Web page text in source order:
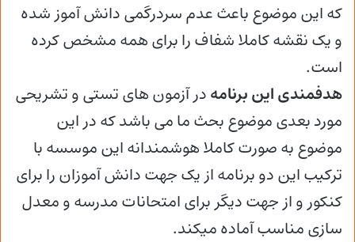
که این موضوع باعث عدم سردرگمی دانش آموز شده
و یک نقشه کاملا شفاف را برای همه مشخص کرده
است.
هدفمندی این برنامهدر آزمون های تستی و تشریحی
مورد بعدی موضوع بحث ما می باشد که در این
موضوع به صورت کاملا هوشمندانه این موسسه با
ترکیب این دو برنامه از یک جهت دانش آموزان را برای
کنکور و از جهت دیگر برای امتحانات مدرسه و معدل
سازی مناسب آماده میکند.